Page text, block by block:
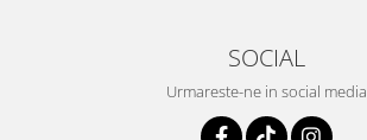
SOCIAL
Urmareste-ne in social media